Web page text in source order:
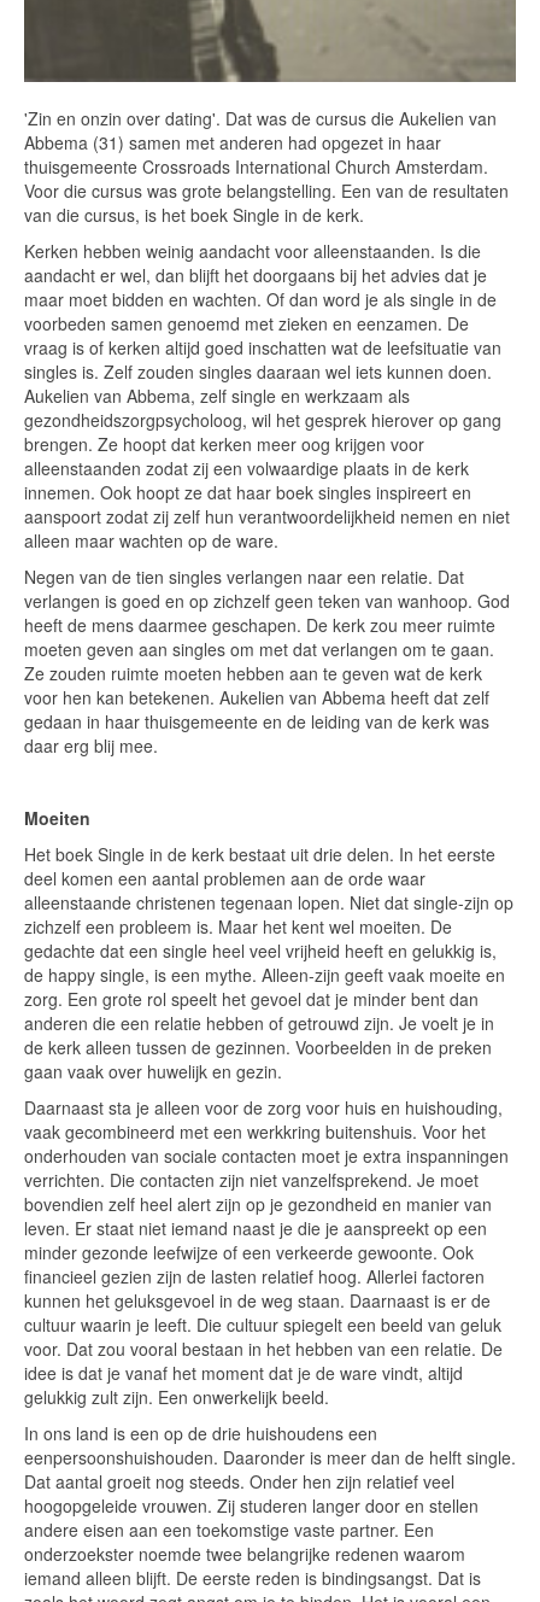
'Zin en onzin over dating'. Dat was de cursus die Aukelien van
Abbema (31) samen met anderen had opgezet in haar
thuisgemeente Crossroads International Church Amsterdam.
Voor die cursus was grote belangstelling. Een van de resultaten
van die cursus, is het boek Single in de kerk.
Kerken hebben weinig aandacht voor alleenstaanden. Is die
aandacht er wel, dan blijft het doorgaans bij het advies dat je
maar moet bidden en wachten. Of dan word je als single in de
voorbeden samen genoemd met zieken en eenzamen. De
vraag is of kerken altijd goed inschatten wat de leefsituatie van
singles is. Zelf zouden singles daaraan wel iets kunnen doen.
Aukelien van Abbema, zelf single en werkzaam als
gezondheidszorgpsycholoog, wil het gesprek hierover op gang
brengen. Ze hoopt dat kerken meer oog krijgen voor
alleenstaanden zodat zij een volwaardige plaats in de kerk
innemen. Ook hoopt ze dat haar boek singles inspireert en
aanspoort zodat zij zelf hun verantwoordelijkheid nemen en niet
alleen maar wachten op de ware.
Negen van de tien singles verlangen naar een relatie. Dat
verlangen is goed en op zichzelf geen teken van wanhoop. God
heeft de mens daarmee geschapen. De kerk zou meer ruimte
moeten geven aan singles om met dat verlangen om te gaan.
Ze zouden ruimte moeten hebben aan te geven wat de kerk
voor hen kan betekenen. Aukelien van Abbema heeft dat zelf
gedaan in haar thuisgemeente en de leiding van de kerk was
daar erg blij mee.
Moeiten
Het boek Single in de kerk bestaat uit drie delen. In het eerste
deel komen een aantal problemen aan de orde waar
alleenstaande christenen tegenaan lopen. Niet dat single-zijn op
zichzelf een probleem is. Maar het kent wel moeiten. De
gedachte dat een single heel veel vrijheid heeft en gelukkig is,
de happy single, is een mythe. Alleen-zijn geeft vaak moeite en
zorg. Een grote rol speelt het gevoel dat je minder bent dan
anderen die een relatie hebben of getrouwd zijn. Je voelt je in
de kerk alleen tussen de gezinnen. Voorbeelden in de preken
gaan vaak over huwelijk en gezin.
Daarnaast sta je alleen voor de zorg voor huis en huishouding,
vaak gecombineerd met een werkkring buitenshuis. Voor het
onderhouden van sociale contacten moet je extra inspanningen
verrichten. Die contacten zijn niet vanzelfsprekend. Je moet
bovendien zelf heel alert zijn op je gezondheid en manier van
leven. Er staat niet iemand naast je die je aanspreekt op een
minder gezonde leefwijze of een verkeerde gewoonte. Ook
financieel gezien zijn de lasten relatief hoog. Allerlei factoren
kunnen het geluksgevoel in de weg staan. Daarnaast is er de
cultuur waarin je leeft. Die cultuur spiegelt een beeld van geluk
voor. Dat zou vooral bestaan in het hebben van een relatie. De
idee is dat je vanaf het moment dat je de ware vindt, altijd
gelukkig zult zijn. Een onwerkelijk beeld.
In ons land is een op de drie huishoudens een
eenpersoonshuishouden. Daaronder is meer dan de helft single.
Dat aantal groeit nog steeds. Onder hen zijn relatief veel
hoogopgeleide vrouwen. Zij studeren langer door en stellen
andere eisen aan een toekomstige vaste partner. Een
onderzoekster noemde twee belangrijke redenen waarom
iemand alleen blijft. De eerste reden is bindingsangst. Dat is